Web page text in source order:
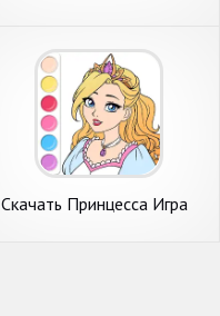
на Андроид
Скачать Принцесса Игра